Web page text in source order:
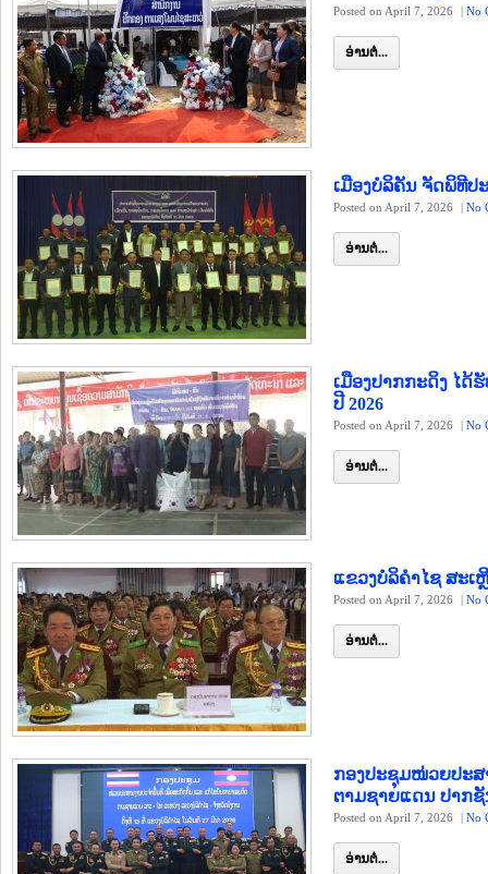
Posted on April 7, 2026 | No
ອ່ານຕໍ່...
ເມືອງບໍລິຄັນ ຈັດພິທີ
Posted on April 7, 2026 | No
ອ່ານຕໍ່...
ເມືອງປາກກະດິງ ໄດ້
ປີ 2026
Posted on April 7, 2026 | No
ອ່ານຕໍ່...
ແຂວງບໍລິຄຳໄຊ ສະເ
Posted on April 7, 2026 | No
ອ່ານຕໍ່...
ກອງປະຊຸມໜ່ວຍປະສ
ຕາມຊາຍແດນ ປາກຊັ
Posted on April 7, 2026 | No
ອ່ານຕໍ່...